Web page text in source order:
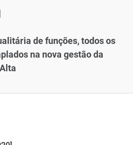
de funções, todos os
na nova gestão da